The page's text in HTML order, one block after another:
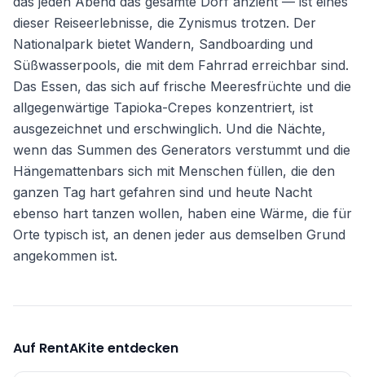
dieser Reiseerlebnisse, die Zynismus trotzen. Der
Nationalpark bietet Wandern, Sandboarding und
Süßwasserpools, die mit dem Fahrrad erreichbar sind.
Das Essen, das sich auf frische Meeresfrüchte und die
allgegenwärtige Tapioka-Crepes konzentriert, ist
ausgezeichnet und erschwinglich. Und die Nächte,
wenn das Summen des Generators verstummt und die
Hängemattenbars sich mit Menschen füllen, die den
ganzen Tag hart gefahren sind und heute Nacht
ebenso hart tanzen wollen, haben eine Wärme, die für
Orte typisch ist, an denen jeder aus demselben Grund
angekommen ist.
Auf RentAKite entdecken